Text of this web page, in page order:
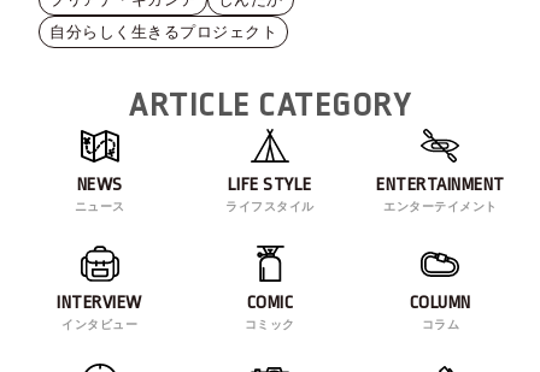
自分らしく生きるプロジェクト
ARTICLE CATEGORY
NEWS
ニュース
LIFE STYLE
ライフスタイル
ENTERTAINMENT
エンターテイメント
INTERVIEW
インタビュー
COMIC
コミック
COLUMN
コラム